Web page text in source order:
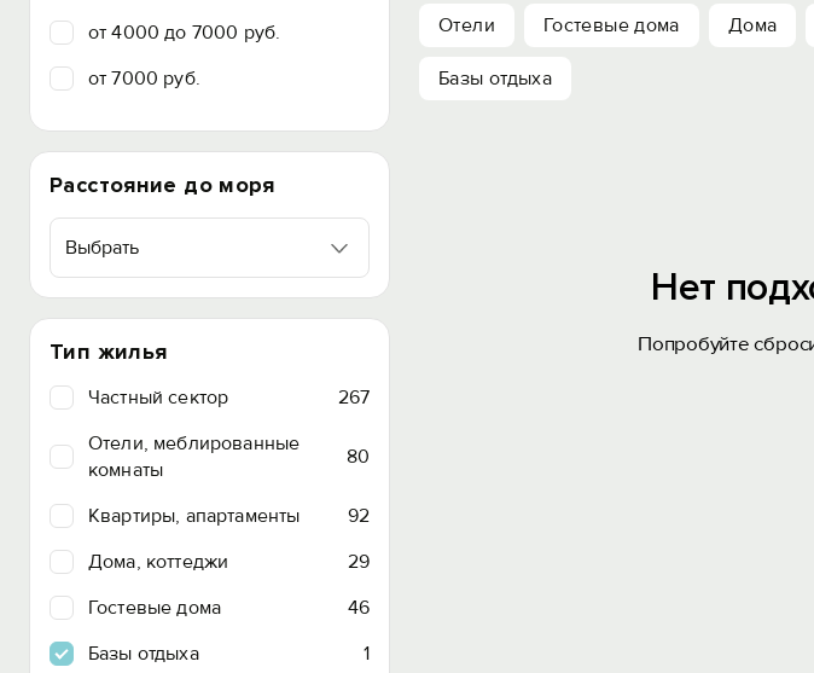
от 4000 до 7000 руб.
от 7000 руб.
Расстояние до моря
Выбрать
Тип жилья
Частный сектор
267
Отели, меблированные
комнаты
80
Квартиры, апартаменты
92
Дома, коттеджи
29
Гостевые дома
46
Базы отдыха
1
Отели Гостевые дома Дома
Базы отдыха
Нет
Попробуйте